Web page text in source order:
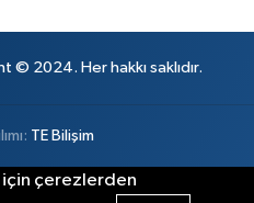
© 2024. Her hakkı saklıdır.
TE Bilişim
için çerezlerden